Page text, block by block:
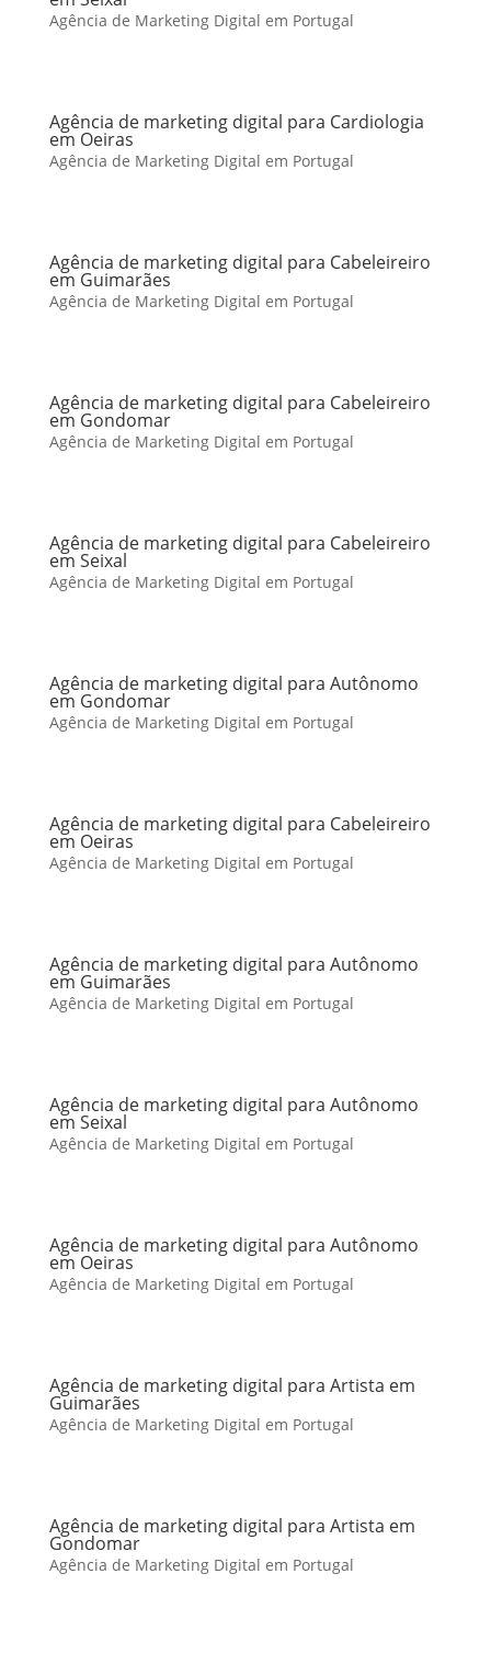
Agência de Marketing Digital em Portugal
Agência de marketing digital para Cardiologia
em Oeiras
Agência de Marketing Digital em Portugal
Agência de marketing digital para Cabeleireiro
em Guimarães
Agência de Marketing Digital em Portugal
Agência de marketing digital para Cabeleireiro
em Gondomar
Agência de Marketing Digital em Portugal
Agência de marketing digital para Cabeleireiro
em Seixal
Agência de Marketing Digital em Portugal
Agência de marketing digital para Autônomo
em Gondomar
Agência de Marketing Digital em Portugal
Agência de marketing digital para Cabeleireiro
em Oeiras
Agência de Marketing Digital em Portugal
Agência de marketing digital para Autônomo
em Guimarães
Agência de Marketing Digital em Portugal
Agência de marketing digital para Autônomo
em Seixal
Agência de Marketing Digital em Portugal
Agência de marketing digital para Autônomo
em Oeiras
Agência de Marketing Digital em Portugal
Agência de marketing digital para Artista em
Guimarães
Agência de Marketing Digital em Portugal
Agência de marketing digital para Artista em
Gondomar
Agência de Marketing Digital em Portugal